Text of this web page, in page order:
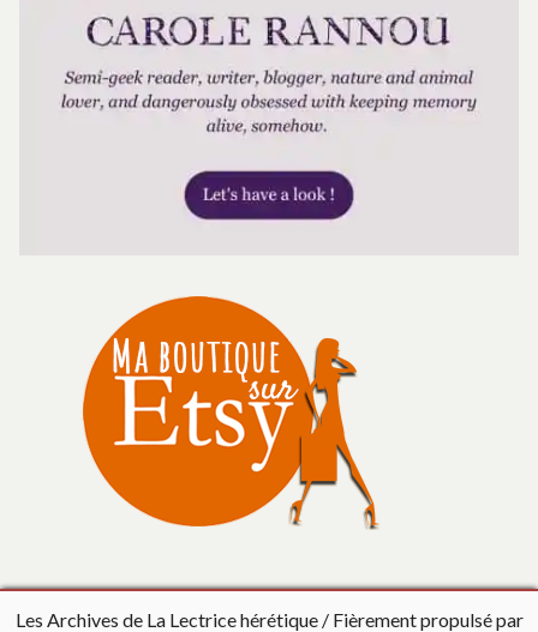
Les Archives de La Lectrice hérétique
Fièrement propulsé par